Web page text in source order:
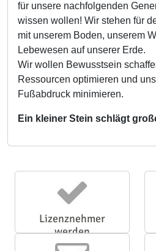
für unsere nachfolgenden
wissen wollen! Wir stehen für
mit unserem Boden, unserem
Lebewesen auf unserer Erde.
Wir wollen Bewusstsein
Ressourcen optimieren und
Fußabdruck minimieren.
Ein kleiner Stein schlägt
Lizenznehmer
werden